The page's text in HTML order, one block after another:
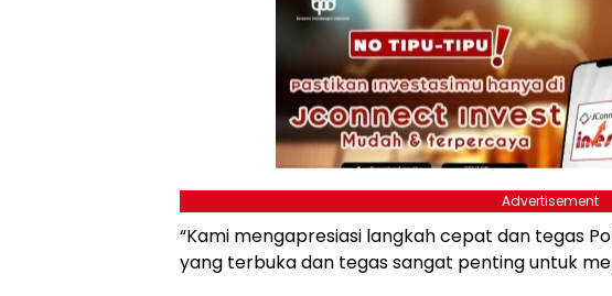
Advertisement
“Kami mengapresiasi langkah cepat dan tegas
yang terbuka dan tegas sangat penting untuk